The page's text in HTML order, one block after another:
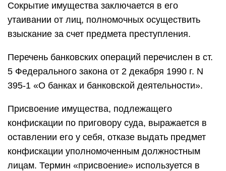
Сокрытие имущества заключается в его
утаивании от лиц, полномочных осуществить
взыскание за счет предмета преступления.
Перечень банковских операций перечислен в ст.
5 Федерального закона от 2 декабря 1990 г. N
395-1 «О банках и банковской деятельности».
Присвоение имущества, подлежащего
конфискации по приговору суда, выражается в
оставлении его у себя, отказе выдать предмет
конфискации уполномоченным должностным
лицам. Термин «присвоение» используется в